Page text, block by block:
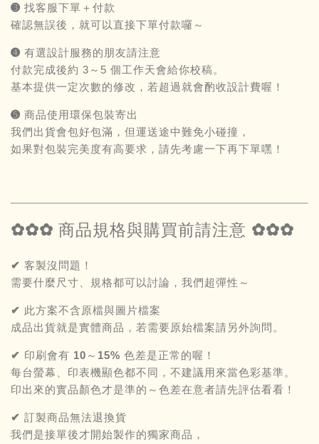
➌ 找客服下單＋付款
確認無誤後，就可以直接下單付款囉～
➍ 有選設計服務的朋友請注意
付款完成後約 3～5 個工作天會給你校稿。
基本提供一定次數的修改，若超過就會酌收設計費喔！
➎ 商品使用環保包裝寄出
我們出貨會包好包滿，但運送途中難免小碰撞，
如果對包裝完美度有高要求，請先考慮一下再下單嘿！
✿✿✿ 商品規格與購買前請注意 ✿✿✿
✔ 客製沒問題！
需要什麼尺寸、規格都可以討論，我們超彈性～
✔ 此方案不含原檔與圖片檔案
成品出貨就是實體商品，若需要原始檔案請另外詢問。
✔ 印刷會有 10～15% 色差是正常的喔！
每台螢幕、印表機顯色都不同，不建議用來當色彩基準。
印出來的實品顏色才是準的～色差在意者請先評估看看！
✔ 訂製商品無法退換貨
我們是接單後才開始製作的獨家商品，